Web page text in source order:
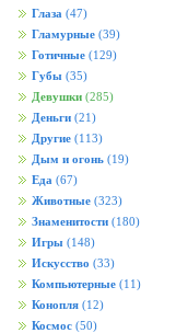
Глаза (47)
Гламурные (39)
Готичные (129)
Губы (35)
Девушки (285)
Деньги (21)
Другие (113)
Дым и огонь (19)
Еда (67)
Животные (323)
Знаменитости (180)
Игры (148)
Искусство (33)
Компьютерные (11)
Конопля (12)
Космос (50)